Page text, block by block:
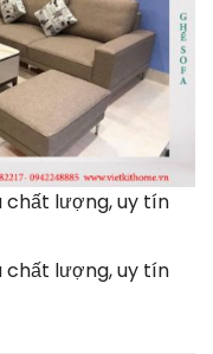
chất lượng, uy tín
chất lượng, uy tín